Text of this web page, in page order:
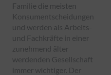
Familie die meisten
Konsumentscheidungen
und werden als Arbeits-
und Fachkräfte in einer
zunehmend älter
werdenden Gesellschaft
immer wichtiger. Der